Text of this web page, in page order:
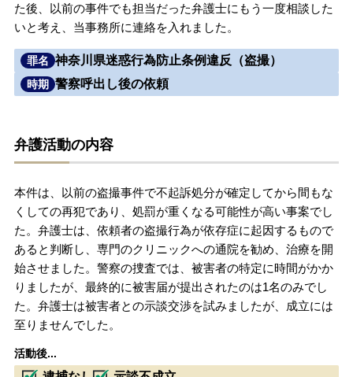
刑事事件について知りたい方
刑事事件データベース
た後、以前の事件でも担当だった弁護士にもう一度相談した
いと考え、当事務所に連絡を入れました。
罪名 神奈川県迷惑行為防止条例違反（盗撮）
時期 警察呼出し後の依頼
弁護活動の内容
本件は、以前の盗撮事件で不起訴処分が確定してから間もな
くしての再犯であり、処罰が重くなる可能性が高い事案でし
た。弁護士は、依頼者の盗撮行為が依存症に起因するもので
あると判断し、専門のクリニックへの通院を勧め、治療を開
始させました。警察の捜査では、被害者の特定に時間がかか
りましたが、最終的に被害届が提出されたのは1名のみでし
た。弁護士は被害者との示談交渉を試みましたが、成立には
至りませんでした。
活動後...